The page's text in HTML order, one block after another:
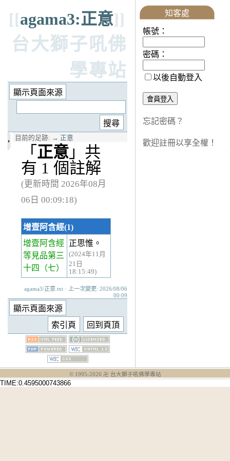
[[agama3:正意]]
台大獅子吼佛
學專站
目前的足跡: → 正意
「 正意 」共
有 1 個註解
(更新時間 2026年08月
06日 00:09:18)
增壹阿含經(1)
增壹阿含經
等見品第三
十四
（七）
正思惟。
(2024年11月
21日
18:15:49)
agama3/正意.txt · 上一次變更: 2026/08/06
00:09
知客處
帳號：
密碼：
以後自動登入
忘記密碼？
歡迎註冊以享全權！
© 1995-2026 卍 台大獅子吼佛學專站
TIME:0.4595000743866